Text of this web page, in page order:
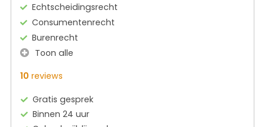
Echtscheidingsrecht
Consumentenrecht
Burenrecht
Toon alle
10 reviews
Gratis gesprek
Binnen 24 uur